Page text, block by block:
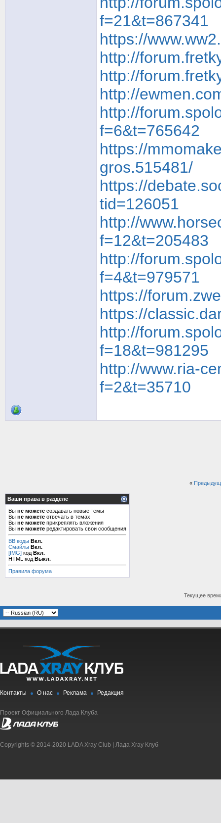
f=21&t=867341
https://
http://
http://
http://
http://
f=6&t=765642
https://
gros.515481/
https://
tid=126051
http://
f=12&t=205483
http://
f=4&t=979571
https://
https://
http://
f=18&t=981295
http://www.ria-
f=2&t=35710
«
Ваши права в разделе
Вы не можете создавать новые темы
Вы не можете отвечать в темах
Вы не можете прикреплять вложения
Вы не можете редактировать свои сообщения
BB коды Вкл.
Смайлы Вкл.
[IMG] код Вкл.
HTML код Выкл.
Правила форума
Текущее
Контакты О нас Реклама Редакция
Проект Официального Лада Клуба
Copyrights © 2014-2020 LADA Xray Club | Лада Xray Клуб